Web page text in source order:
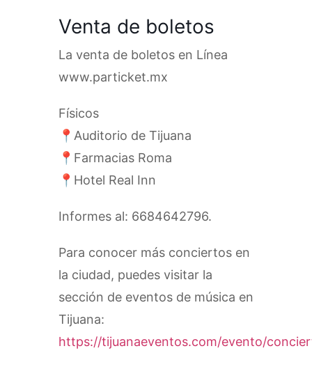
Venta de boletos
La venta de boletos en Línea
www.particket.mx
Físicos
📍Auditorio de Tijuana
📍Farmacias Roma
📍Hotel Real Inn
Informes al: 6684642796.
Para conocer más conciertos en
la ciudad, puedes visitar la
sección de eventos de música en
Tijuana:
https://tijuanaeventos.com/evento/